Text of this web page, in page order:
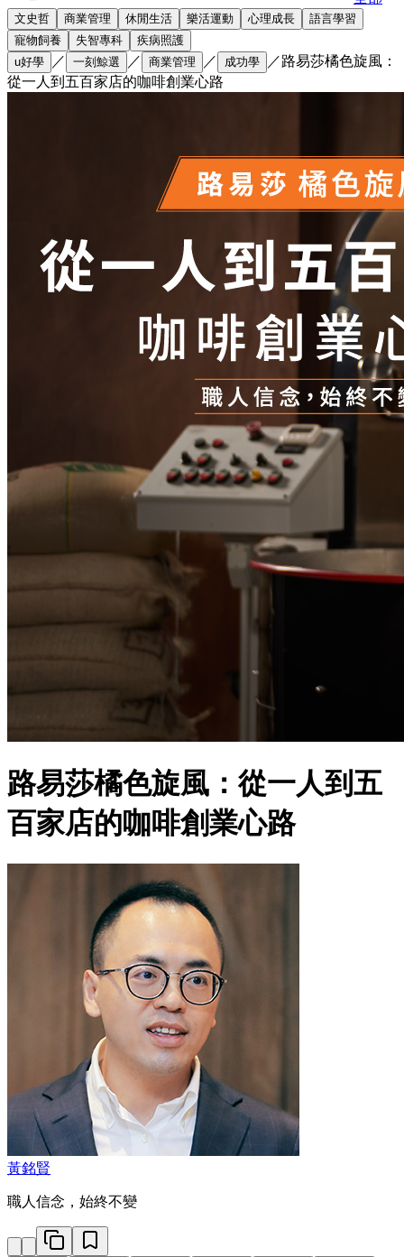
文史哲 商業管理 休閒生活 樂活運動 心理成長
語言學習
寵物飼養
失智專科
疾病照護
u好學
／ 一刻鯨選 ／ 商業管理 ／ 成功學 ／路易莎橘色旋風：
從一人到五百家店的咖啡創業心路
路易莎橘色旋風：從一人到五
百家店的咖啡創業心路
黃銘賢
職人信念，始終不變